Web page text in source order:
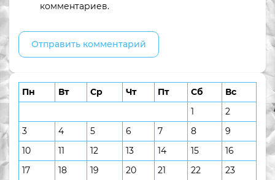
комментариев.
Пн Вт Ср Чт Пт Сб
Вс
1
2
3
4 5 6 7 8
9
10
11 12 13 14 15
16
17
18 19 20 21 22 23